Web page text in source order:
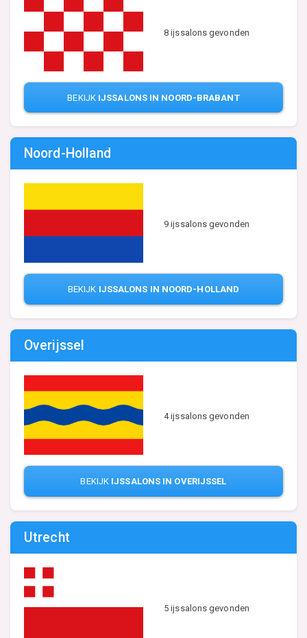
8 ijssalons gevonden
BEKIJK IJSSALONS IN NOORD-BRABANT
Noord-Holland
9 ijssalons gevonden
BEKIJK IJSSALONS IN NOORD-HOLLAND
Overijssel
4 ijssalons gevonden
BEKIJK IJSSALONS IN OVERIJSSEL
Utrecht
5 ijssalons gevonden